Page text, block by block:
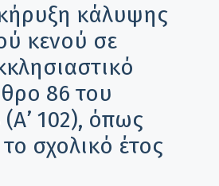
κάλυψης
κενού σε
86 του
102), όπως
το σχολικό έτος